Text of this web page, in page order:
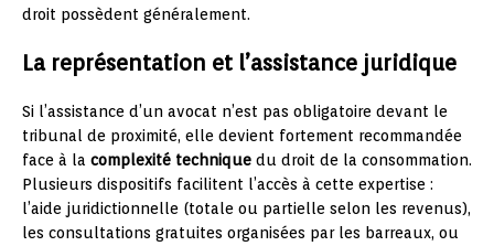
droit possèdent généralement.
La représentation et l’assistance juridique
Si l’assistance d’un avocat n’est pas obligatoire devant le
tribunal de proximité, elle devient fortement recommandée
face à la complexité technique du droit de la consommation.
Plusieurs dispositifs facilitent l’accès à cette expertise :
l’aide juridictionnelle (totale ou partielle selon les revenus),
les consultations gratuites organisées par les barreaux, ou